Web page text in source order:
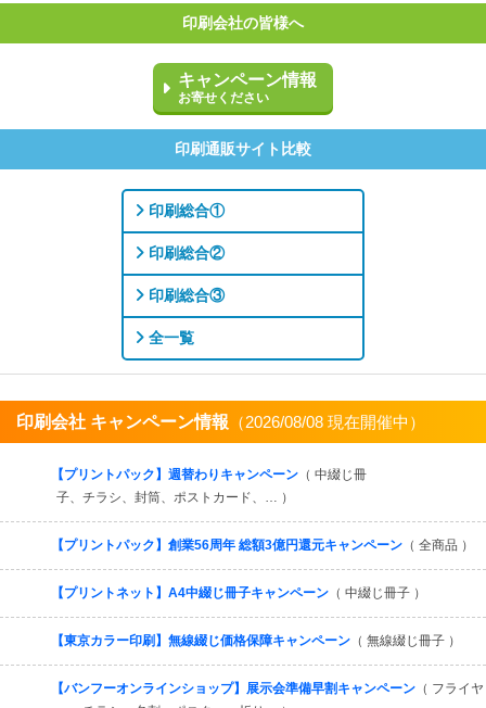
印刷会社の皆様へ
キャンペーン情報
お寄せください
印刷通販サイト比較
印刷総合①
印刷総合②
印刷総合③
全一覧
印刷会社 キャンペーン情報 （2026/08/08 現在開催中）
【プリントパック】週替わりキャンペーン （ 中綴じ冊
子、チラシ、封筒、ポストカード、… ）
【プリントパック】創業56周年 総額3億円還元キャンペーン （ 全商品 ）
【プリントネット】A4中綴じ冊子キャンペーン （ 中綴じ冊子 ）
【東京カラー印刷】無線綴じ価格保障キャンペーン （ 無線綴じ冊子 ）
【バンフーオンラインショップ】展示会準備早割キャンペーン （ フライヤ